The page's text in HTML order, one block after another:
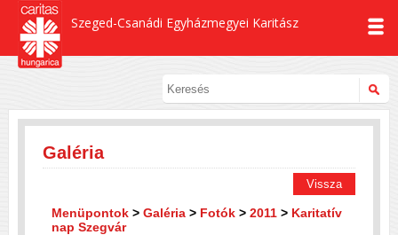
Szeged-Csanádi Egyházmegyei Karitász
Galéria
Vissza
Menüpontok > Galéria > Fotók > 2011 > Karitatív
nap Szegvár